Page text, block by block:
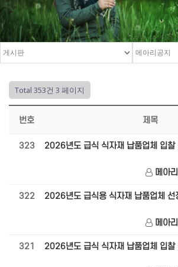
Total 353건 3 페이지
번호 제목
323 2026년도 급식 식자재 납품업체 입찰
메아리
322 2026년도 급식용 식자재 납품업체 선
메아리
321 2026년도 급식 식자재 납품업체 입찰